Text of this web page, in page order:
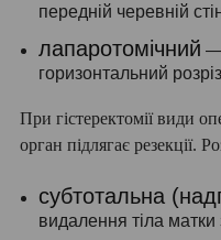
передній черевній
лапаротомічний —
горизонтальний
При гістеректомії види
орган підлягає резекції.
субтотальна
видалення тіла матки